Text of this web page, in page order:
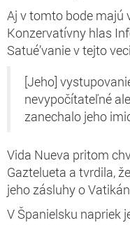
Aj v tomto bode majú
Konzervatívny hlas
Satué’vanie v tejto
[Jeho]
nevypočítateľné
zanechalo jeho
Vida Nueva pritom
Gaztelueta a tvrdila,
jeho zásluhy o
V Španielsku napriek